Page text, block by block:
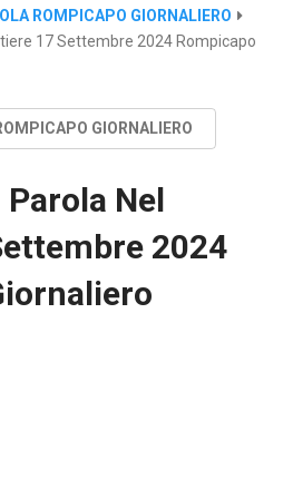
ROMPICAPO GIORNALIERO
17 Settembre 2024 Rompicapo
GIORNALIERO
Nel
2024